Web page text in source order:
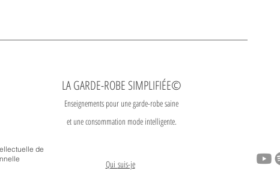
LA GARDE-ROBE SIMPLIFIÉE©
Enseignements pour une garde-robe saine
et une consommation mode intelligente.
de
Qui suis-je